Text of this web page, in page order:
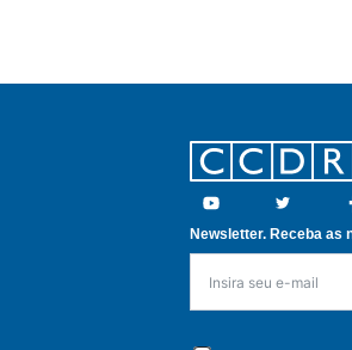
Footer
Youtube Twitter
Newsletter. Receba as